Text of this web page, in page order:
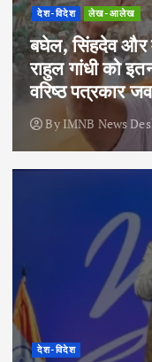
देश-विदेश लेख-आलेख
बघेल, सिंहदेव और
राहुल गांधी को
वरिष्ठ पत्रकार
ByIMNB News
देश-विदेश